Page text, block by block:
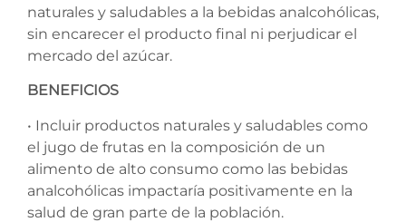
naturales y saludables a la bebidas analcohólicas,
sin encarecer el producto final ni perjudicar el
mercado del azúcar.
BENEFICIOS
• Incluir productos naturales y saludables como
el jugo de frutas en la composición de un
alimento de alto consumo como las bebidas
analcohólicas impactaría positivamente en la
salud de gran parte de la población.